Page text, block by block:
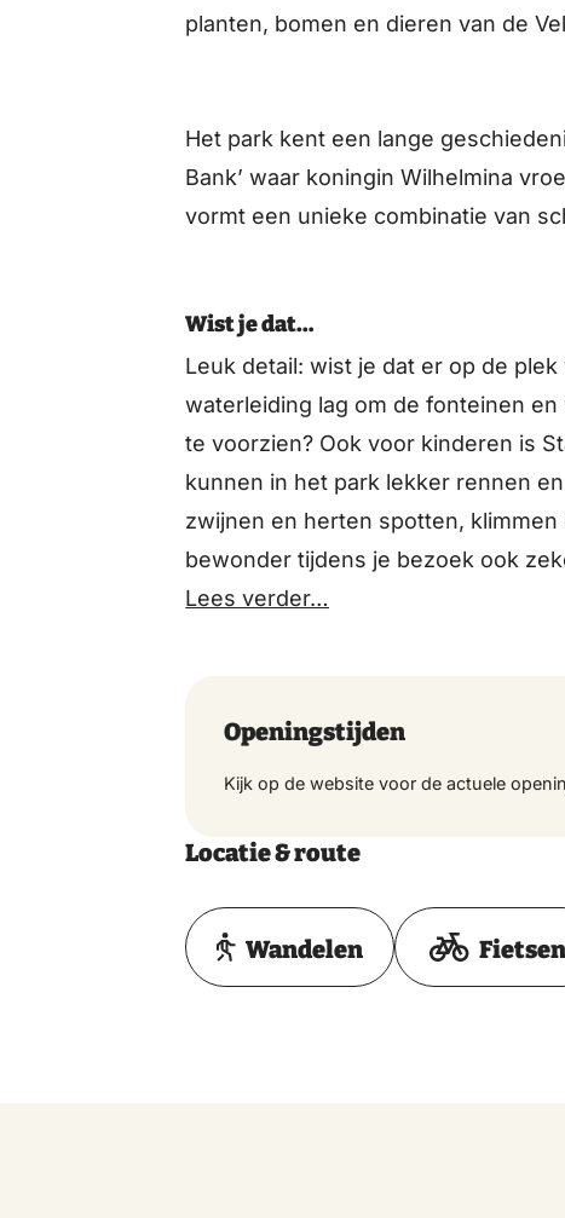
planten, bomen en dieren van de
Het park kent een lange
Bank’ waar koningin Wilhelmina
vormt een unieke combinatie van
Wist je dat…
Leuk detail: wist je dat er op de
waterleiding lag om de fonteinen
te voorzien? Ook voor kinderen is
kunnen in het park lekker rennen
zwijnen en herten spotten,
bewonder tijdens je bezoek ook
loop de audiotour Bijzonder Berg &
Lees verder…
Openingstijden
Kijk op de website voor de actuele
Locatie & route
Wandelen Fietsen